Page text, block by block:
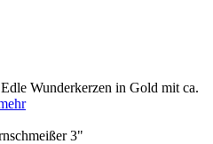
Wunderkerzen in Gold mit ca.
3"